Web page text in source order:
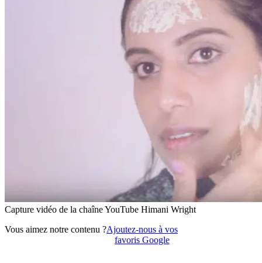
Capture vidéo de la chaîne YouTube Himani Wright
Vous aimez notre contenu ?Ajoutez-nous à vos
favoris Google